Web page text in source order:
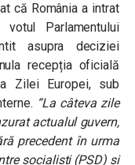
că România a intrat
Parlamentului
asupra deciziei
recepția oficială
Zilei Europei, sub
“La câteva zile
actualul guvern,
precedent în urma
socialiști (PSD) și